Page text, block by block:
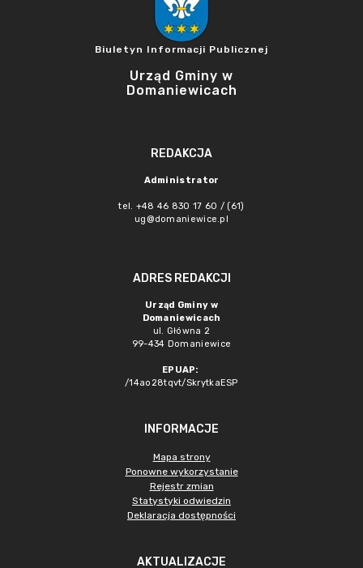
Biuletyn Informacji Publicznej
Urząd Gminy w
Domaniewicach
REDAKCJA
Administrator
tel. +48 46 830 17 60 / (61)
ug@domaniewice.pl
ADRES REDAKCJI
Urząd Gminy w
Domaniewicach
ul. Główna 2
99-434 Domaniewice
EPUAP:
/14ao28tqvt/SkrytkaESP
INFORMACJE
Mapa strony
Ponowne wykorzystanie
Rejestr zmian
Statystyki odwiedzin
Deklaracja dostępności
AKTUALIZACJE